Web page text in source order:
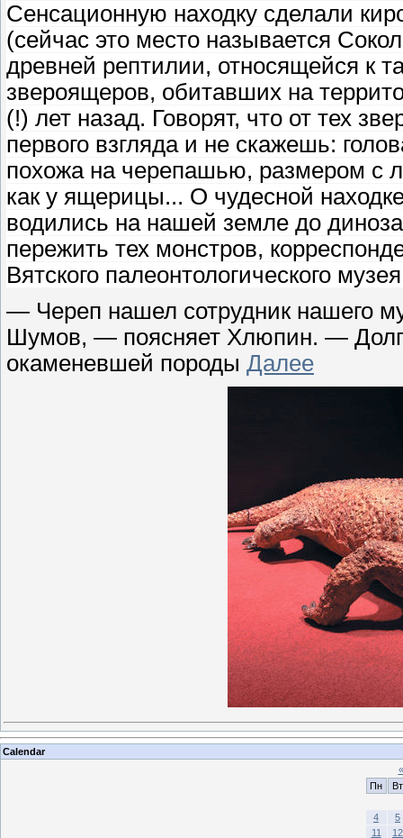
Сенсационную находку сделали
(сейчас это место называется
древней рептилии, относящейся к
звероящеров, обитавших на
(!) лет назад. Говорят, что от тех
первого взгляда и не скажешь:
похожа на черепашью, размером с
как у ящерицы... О чудесной
водились на нашей земле до
пережить тех монстров,
Вятского палеонтологического
— Череп нашел сотрудник нашего
Шумов, — поясняет Хлюпин. —
окаменевшей породы Далее
Calendar
«
Пн
Вт
4
5
11
12